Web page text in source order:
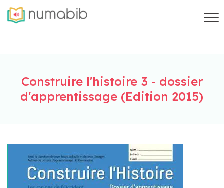
Construire l'histoire 3 - dossier
d'apprentissage (Edition 2015)